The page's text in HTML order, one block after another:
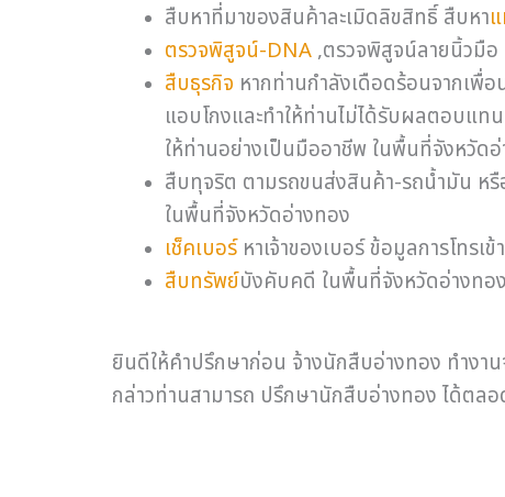
สืบหาที่มาของสินค้าละเมิดลิขสิทธิ์ สืบหา
ตรวจพิสูจน์-DNA ,ตรวจพิสูจน์ลายนิ้วมือ
สืบธุรกิจ หากท่านกำลังเดือดร้อนจากเพื่
แอบโกงและทำให้ท่านไม่ได้รับผลตอบแท
ให้ท่านอย่างเป็นมืออาชีพ ในพื้นที่จังหวัดอ่
สืบทุจริต ตามรถขนส่งสินค้า-รถน้ำมัน ห
ในพื้นที่จังหวัดอ่างทอง
เช็คเบอร์หาเจ้าของเบอร์ ข้อมูลการโทร
สืบทรัพย์บังคับคดี ในพื้นที่จังหวัดอ่างทอง
ยินดีให้คำปรึกษาก่อน จ้างนักสืบอ่างทอง ทำงา
กล่าวท่านสามารถ ปรึกษานักสืบอ่างทอง ได้ตลอ